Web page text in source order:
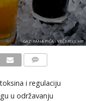
GAZIRANA PIĆA - VEČERNJI.HR
i regulaciju
u održavanju